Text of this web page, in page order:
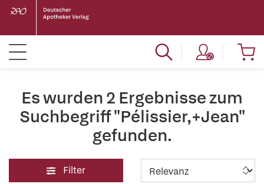
Es wurden 2 Ergebnisse zum
Suchbegriff "Pélissier,+Jean"
gefunden.
Filter